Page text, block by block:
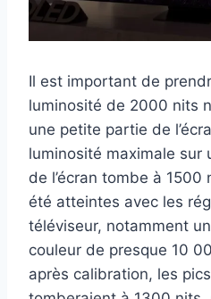
Il est important de
luminosité de 2000 nits
une petite partie de
luminosité maximale sur
de l’écran tombe à
été atteintes avec les
téléviseur, notamment
couleur de presque 10
après calibration, les